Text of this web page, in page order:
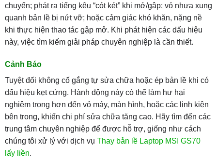
chuyển; phát ra tiếng kêu “cót két” khi mở/gập; vỏ nhựa xung
quanh bản lề bị nứt vỡ; hoặc cảm giác khó khăn, nặng nề
khi thực hiện thao tác gập mở. Khi phát hiện các dấu hiệu
này, việc tìm kiếm giải pháp chuyên nghiệp là cần thiết.
Cảnh Báo
Tuyệt đối không cố gắng tự sửa chữa hoặc ép bản lề khi có
dấu hiệu kẹt cứng. Hành động này có thể làm hư hại
nghiêm trọng hơn đến vỏ máy, màn hình, hoặc các linh kiện
bên trong, khiến chi phí sửa chữa tăng cao. Hãy tìm đến các
trung tâm chuyên nghiệp để được hỗ trợ, giống như cách
chúng tôi xử lý với dịch vụ Thay bản lề Laptop MSI GS70
lấy liền.